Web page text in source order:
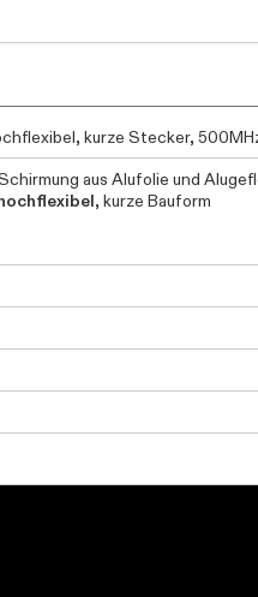
kurze Stecker,
aus Alufolie und
, kurze Bauform